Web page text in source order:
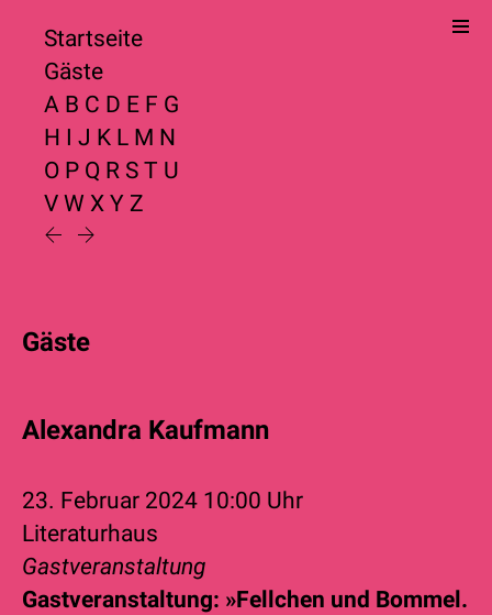
Startseite
Gäste
A B C D E F G
H I J K L M N
O P Q R S T U
V W X Y Z
Gäste
Alexandra Kaufmann
23. Februar 2024 10:00 Uhr
Literaturhaus
Gastveranstaltung
Gastveranstaltung: »Fellchen und Bommel.